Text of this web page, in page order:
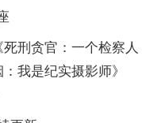
刑贪官：一个检察人
我是纪实摄影师》